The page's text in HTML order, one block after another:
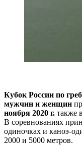
Кубок России по
мужчин и женщин
ноября 2020 г. также
В соревнованиях
одиночках и каноэ-
2000 и 5000 метров.